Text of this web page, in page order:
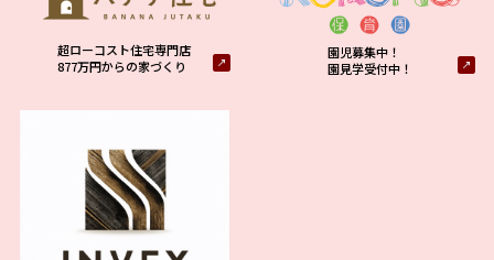
超ローコスト住宅専門店
877万円からの家づくり
園児募集中！
園見学受付中！